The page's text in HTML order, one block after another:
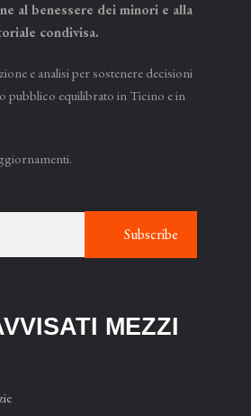
al benessere dei minori e alla
condivisa.
e analisi per sostenere decisioni
pubblico equilibrato in Ticino e in
Subscribe
MEZZI